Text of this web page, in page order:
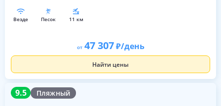
везде песок 11 км
от 47 307 /день
Найти цены
9.5 Пляжный
9.5